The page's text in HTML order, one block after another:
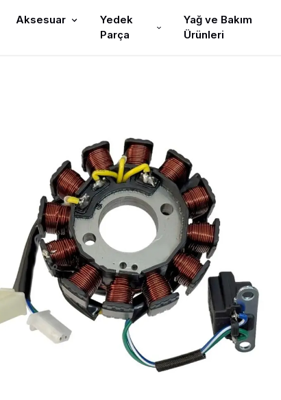
Aksesuar
Yedek
Parça
Yağ ve Bakım
Ürünleri